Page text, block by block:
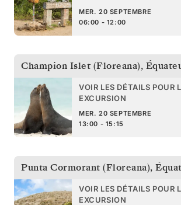
MER. 20 SEPTEMBRE
06:00 - 12:00
Champion Islet (Floreana),
VOIR LES DÉTAILS POUR
EXCURSION
MER. 20 SEPTEMBRE
13:00 - 15:15
Punta Cormorant (Floreana),
VOIR LES DÉTAILS POUR
EXCURSION